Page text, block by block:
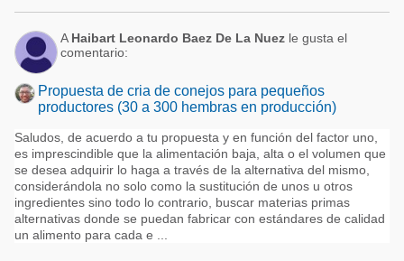
A Haibart Leonardo Baez De La Nuez le gusta el
comentario:
Propuesta de cria de conejos para pequeños
productores (30 a 300 hembras en producción)
Saludos, de acuerdo a tu propuesta y en función del factor uno,
es imprescindible que la alimentación baja, alta o el volumen que
se desea adquirir lo haga a través de la alternativa del mismo,
considerándola no solo como la sustitución de unos u otros
ingredientes sino todo lo contrario, buscar materias primas
alternativas donde se puedan fabricar con estándares de calidad
un alimento para cada e ...